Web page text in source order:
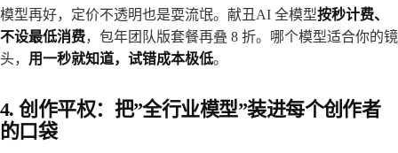
模型再好，定价不透明也是耍流氓。献丑AI 全模型按秒计费、
不设最低消费，包年团队版套餐再叠 8 折。哪个模型适合你的镜
头， 用一秒就知道，试错成本极低。
4. 创作平权：把”全行业模型”装进每个创作者
的口袋